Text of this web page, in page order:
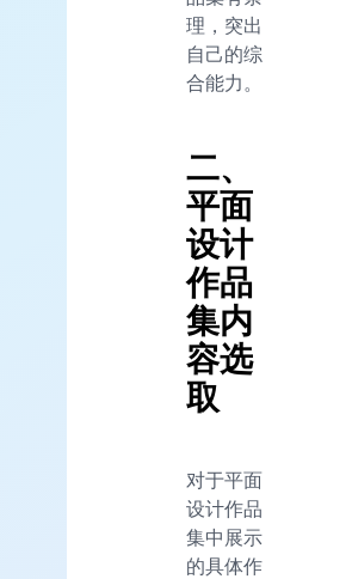
理，突出
自己的综
合能力。
二、
平面
设计
作品
集内
容选
取
对于平面
设计作品
集中展示
的具体作